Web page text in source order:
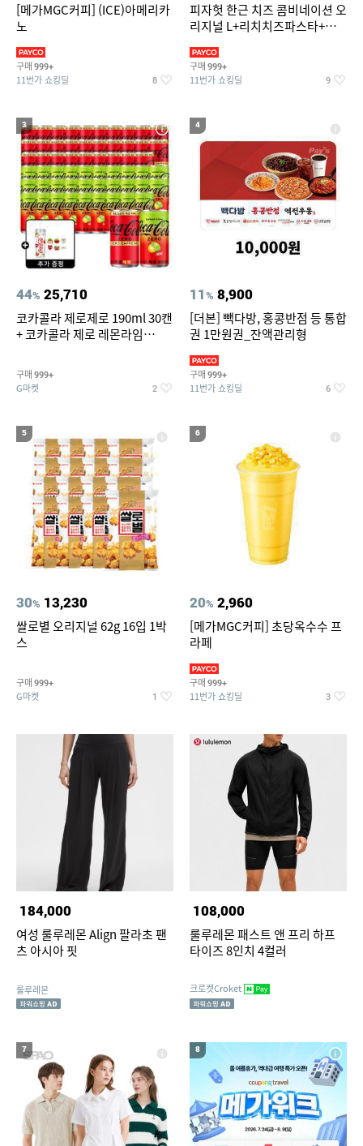
[메가MGC커피] (ICE)아메리카
노
구매 999+
11번가 쇼킹딜 8
피자헛 한근 치즈 콤비네이션 오
리지널 L+리치치즈파스타+콜
구매 999+
11번가 쇼킹딜 9
3
44% 25,710
코카콜라 제로제로 190ml 30캔
+ 코카콜라 제로 레몬라임
티커 세트
구매 999+
G마켓 2
4
11% 8,900
[더본] 빽다방, 홍콩반점 등 통합
권 1만원권_잔액관리형
구매 999+
11번가 쇼킹딜 6
5
30% 13,230
쌀로별 오리지널 62g 16입 1박
스
구매 999+
G마켓 1
6
20% 2,960
[메가MGC커피] 초당옥수수 프
라페
구매 999+
11번가 쇼킹딜 3
184,000
여성 룰루레몬 Align 팔라초 팬
츠 아시아 핏
룰루레몬
108,000
룰루레몬 패스트 앤 프리 하프
타이즈 8인치 4컬러
크로켓Croket
7 8